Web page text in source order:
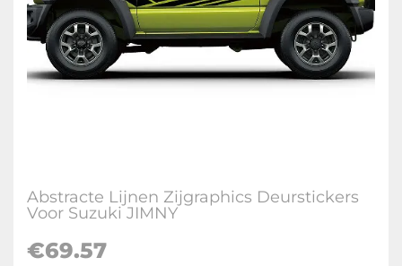
Abstracte Lijnen Zijgraphics Deurstickers
Voor Suzuki JIMNY
€69.57